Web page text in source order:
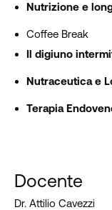
Nutrizione e
Coffee Break
Il digiuno
Nutraceutica e
Terapia
Docente
Dr. Attilio Cavezzi